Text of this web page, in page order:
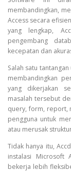
membandingkan,
Access secara
yang lengkap,
pengembang
kecepatan dan
Salah satu
membandingkan
yang dikerjakan
masalah tersebut
query, form, report,
pengguna untuk
atau merusak
Tidak hanya itu,
instalasi Microsoft
bekerja lebih